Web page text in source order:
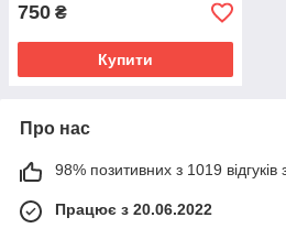
750 ₴
Купити
Про нас
98% позитивних з 1019 відгуків
Працює з 20.06.2022